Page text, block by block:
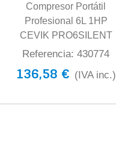
Compresor Portátil
Profesional 6L 1HP
CEVIK PRO6SILENT
Referencia: 430774
136,58 € (IVA inc.)